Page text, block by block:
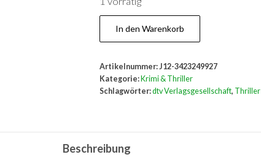
Das
Falsche
mir:
Thriller
In den Warenkorb
Artikelnummer:J12-3423249927
Kategorie: Krimi & Thriller
Schlagwörter:dtv Verlagsgesellschaft, Thriller
Beschreibung